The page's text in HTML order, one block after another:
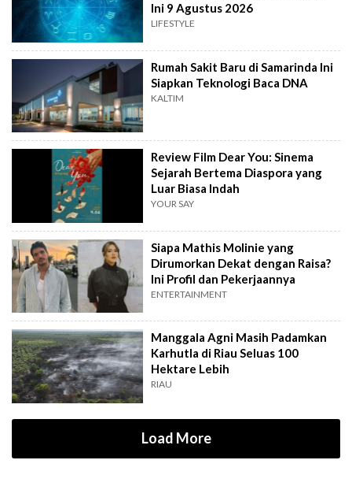
Ini 9 Agustus 2026
LIFESTYLE
Rumah Sakit Baru di Samarinda Ini
Siapkan Teknologi Baca DNA
KALTIM
Review Film Dear You: Sinema
Sejarah Bertema Diaspora yang
Luar Biasa Indah
YOUR SAY
Siapa Mathis Molinie yang
Dirumorkan Dekat dengan Raisa?
Ini Profil dan Pekerjaannya
ENTERTAINMENT
Manggala Agni Masih Padamkan
Karhutla di Riau Seluas 100
Hektare Lebih
RIAU
Load More